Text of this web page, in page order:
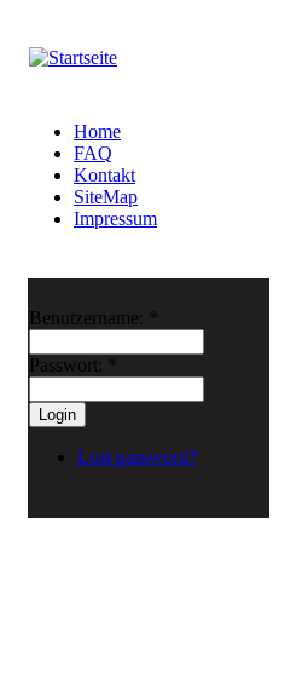
Home
FAQ
Kontakt
SiteMap
Impressum
Benutzername: *
Passwort: *
Lost password?